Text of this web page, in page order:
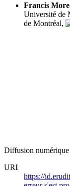
Francis
Université de
de Montréal,
Diffusion
URI
https://